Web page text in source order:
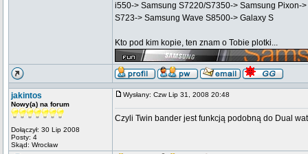
i550-> Samsung S7220/S7350-> Samsung Pixon-
S723-> Samsung Wave S8500-> Galaxy S
Kto pod kim kopie, ten znam o Tobie plotki...
jakintos
Nowy(a) na forum
Dołączył: 30 Lip 2008
Posty: 4
Skąd: Wrocław
Wysłany: Czw Lip 31, 2008 20:48
Czyli Twin bander jest funkcją podobną do Dual